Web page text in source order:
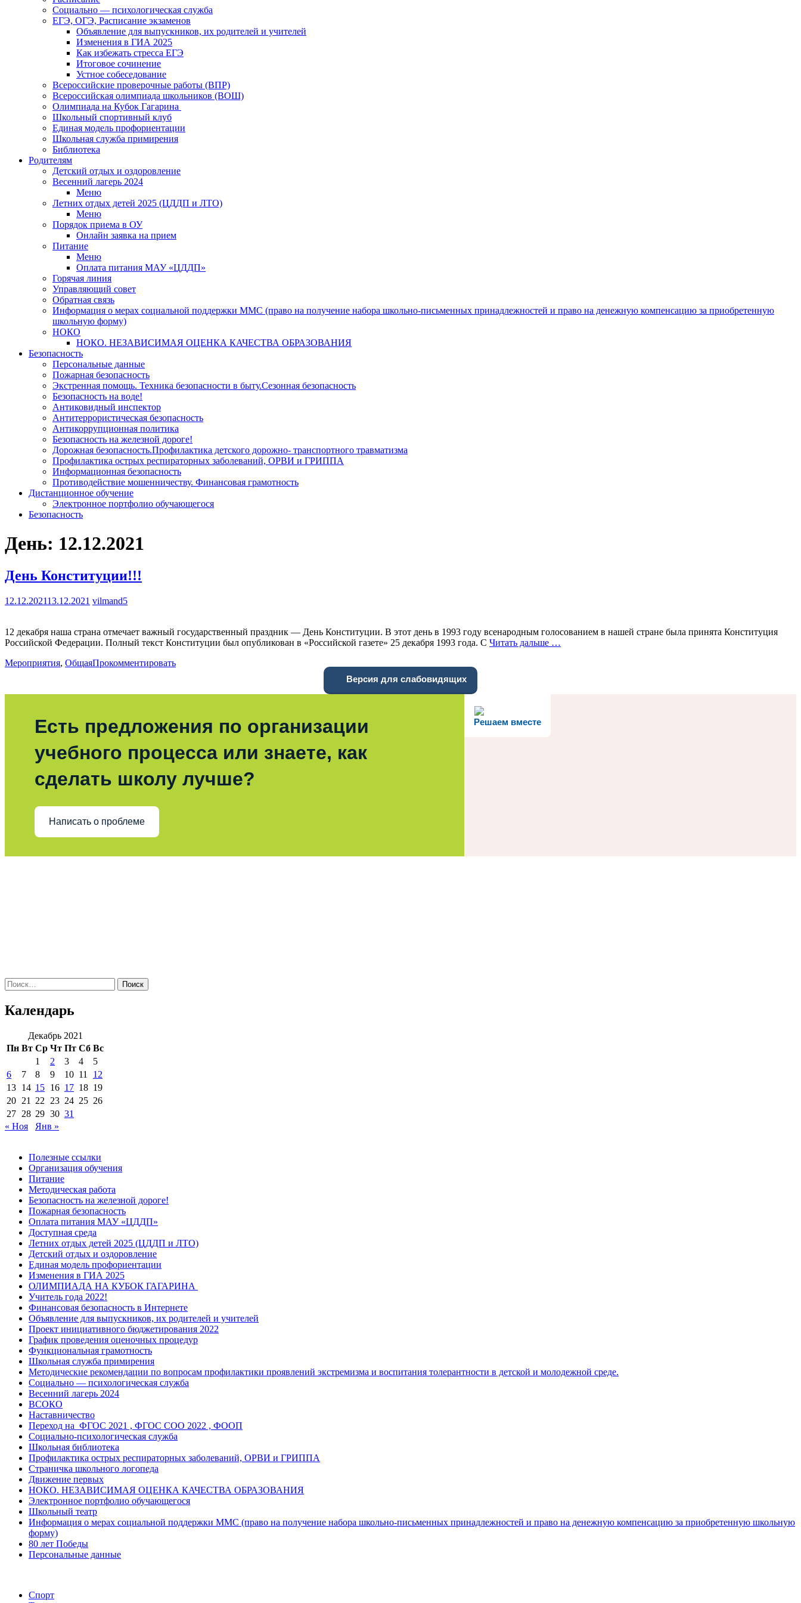
Социально — психологическая служба
ЕГЭ, ОГЭ, Расписание экзаменов
Объявление для выпускников, их родителей и учителей
Изменения в ГИА 2025
Как избежать стресса ЕГЭ
Итоговое сочинение
Устное собеседование
Всероссийские проверочные работы (ВПР)
Всероссийская олимпиада школьников (ВОШ)
Олимпиада на Кубок Гагарина
Школьный спортивный клуб
Единая модель профориентации
Школьная служба примирения
Библиотека
Родителям
Детский отдых и оздоровление
Весенний лагерь 2024
Меню
Летних отдых детей 2025 (ЦДДП и ЛТО)
Меню
Порядок приема в ОУ
Онлайн заявка на прием
Питание
Меню
Оплата питания МАУ «ЦДДП»
Горячая линия
Управляющий совет
Обратная связь
Информация о мерах социальной поддержки ММС (право на получение набора школьно-письменных принадлежностей и право на денежную компенсацию за приобретенную
школьную форму)
НОКО
НОКО. НЕЗАВИСИМАЯ ОЦЕНКА КАЧЕСТВА ОБРАЗОВАНИЯ
Безопасность
Персональные данные
Пожарная безопасность
Экстренная помощь. Техника безопасности в быту.Сезонная безопасность
Безопасность на воде!
Антиковидный инспектор
Антитеррористическая безопасность
Антикоррупционная политика
Безопасность на железной дороге!
Дорожная безопасность.Профилактика детского дорожно- транспортного травматизма
Профилактика острых респираторных заболеваний, ОРВИ и ГРИППА
Информационная безопасность
Противодействие мошенничеству. Финансовая грамотность
Дистанционное обучение
Электронное портфолио обучающегося
Безопасность
День: 12.12.2021
День Конституции!!!
12.12.202113.12.2021 vilmand5
12 декабря наша страна отмечает важный государственный праздник — День Конституции. В этот день в 1993 году всенародным голосованием в нашей стране была принята Конституция
Российской Федерации. Полный текст Конституции был опубликован в «Российской газете» 25 декабря 1993 года. С Читать дальше …
Мероприятия, ОбщаяПрокомментировать
Версия для слабовидящих
Решаем вместе
Есть предложения по организации
учебного процесса или знаете, как
сделать школу лучше?
Написать о проблеме
Поиск
по:
Календарь
Декабрь 2021
Пн Вт Ср Чт Пт Сб Вс
1
2 3 4
5
6
7 8 9 10 11
12
13 14 15 16 17 18 19
20 21 22 23 24 25 26
27 28 29 30 31
« Ноя
Янв »
Полезные ссылки
Организация обучения
Питание
Методическая работа
Безопасность на железной дороге!
Пожарная безопасность
Оплата питания МАУ «ЦДДП»
Доступная среда
Летних отдых детей 2025 (ЦДДП и ЛТО)
Детский отдых и оздоровление
Единая модель профориентации
Изменения в ГИА 2025
ОЛИМПИАДА НА КУБОК ГАГАРИНА
Учитель года 2022!
Финансовая безопасность в Интернете
Объявление для выпускников, их родителей и учителей
Проект инициативного бюджетирования 2022
График проведения оценочных процедур
Функциональная грамотность
Школьная служба примирения
Методические рекомендации по вопросам профилактики проявлений экстремизма и воспитания толерантности в детской и молодежной среде.
Социально — психологическая служба
Весенний лагерь 2024
ВСОКО
Наставничество
Переход на ФГОС 2021 , ФГОС СОО 2022 , ФООП
Социально-психологическая служба
Школьная библиотека
Профилактика острых респираторных заболеваний, ОРВИ и ГРИППА
Страничка школьного логопеда
Движение первых
НОКО. НЕЗАВИСИМАЯ ОЦЕНКА КАЧЕСТВА ОБРАЗОВАНИЯ
Электронное портфолио обучающегося
Школьный театр
Информация о мерах социальной поддержки ММС (право на получение набора школьно-письменных принадлежностей и право на денежную компенсацию за приобретенную школьную
форму)
80 лет Победы
Персональные данные
Спорт